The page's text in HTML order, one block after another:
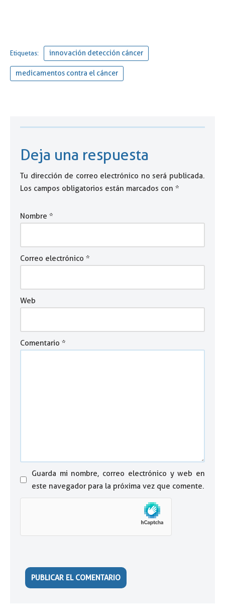
Etiquetas: innovación detección cáncer
medicamentos contra el cáncer
Deja una respuesta
Tu dirección de correo electrónico no será publicada.
Los campos obligatorios están marcados con *
Nombre *
Correo electrónico *
Web
Comentario *
Guarda mi nombre, correo electrónico y web en
este navegador para la próxima vez que comente.